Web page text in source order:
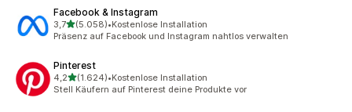
Facebook & Instagram
3,7von 5 Sternen
(5.058)
5058 Rezensionen insgesamt
•Kostenlose Installation
Präsenz auf Facebook und Instagram nahtlos verwalten
Pinterest
4,2von 5 Sternen
(1.624)
1624 Rezensionen insgesamt
•Kostenlose Installation
Stell Käufern auf Pinterest deine Produkte vor